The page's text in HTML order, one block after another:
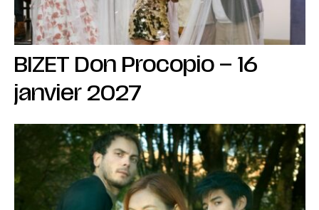
BIZET Don Procopio – 16
janvier 2027